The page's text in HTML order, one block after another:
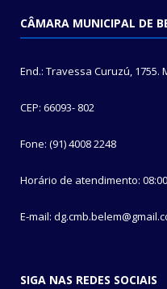
CÂMARA MUNICIPAL DE
End.: Travessa Curuzú, 1755.
CEP: 66093- 802
Fone: (91) 4008 2248
Horário de atendimento:
E-mail:
SIGA NAS REDES SOCIAIS